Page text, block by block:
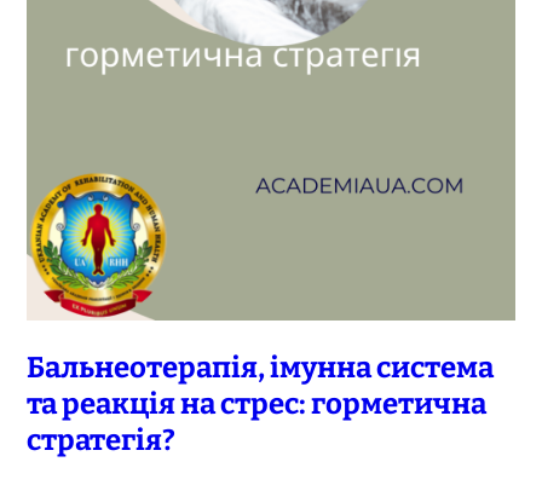
Бальнеотерапія, імунна система
та реакція на стрес: горметична
стратегія?